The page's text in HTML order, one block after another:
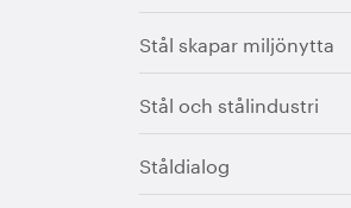
Stål skapar miljönytta
Stål och stålindustri
Ståldialog